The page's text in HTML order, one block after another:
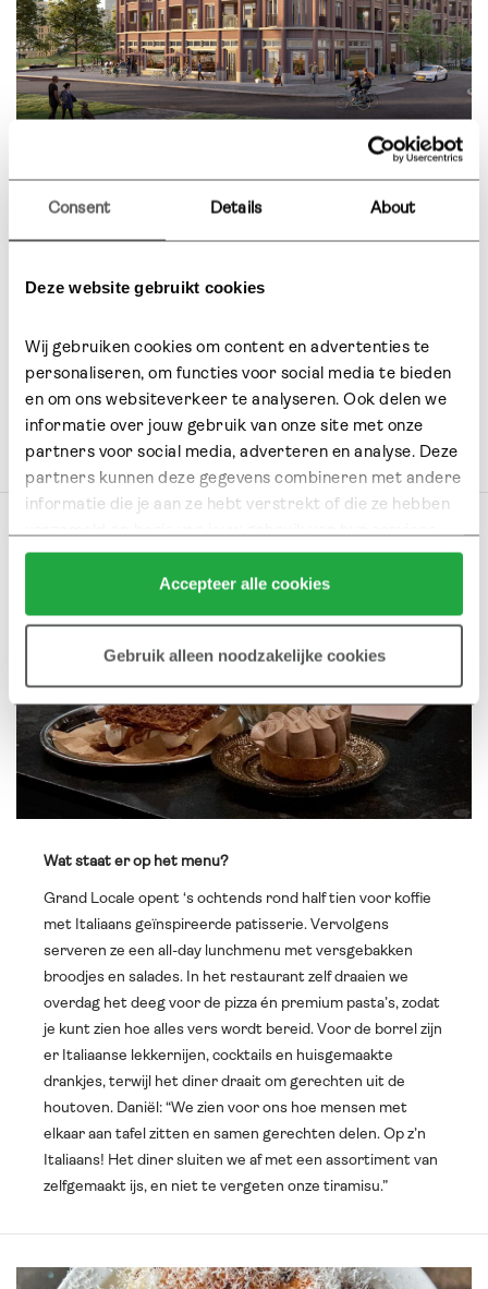
Consent Details About
Deze website gebruikt cookies
Wij gebruiken cookies om content en advertenties te
personaliseren, om functies voor social media te bieden
en om ons websiteverkeer te analyseren. Ook delen we
informatie over jouw gebruik van onze site met onze
partners voor social media, adverteren en analyse. Deze
partners kunnen deze gegevens combineren met andere
informatie die je aan ze hebt verstrekt of die ze hebben
verzameld op basis van jouw gebruik van hun services.
Klik hier voor meer informatie over ons cookiebeleid.
Accepteer alle cookies
Gebruik alleen noodzakelijke cookies
Grand Locale wordt een modern ontworpen grand café,
geïnspireerd op old school Milanese restaurants vol
elementen, zoals de warme back bar, een statige
lambrisering. “We werkten met veel klassieke materialen:
donker hout, marmer en ruw beton. Maar we geven het
een moderne twist met kroonluchters van bekende
ontwerpers”, let Daniël uit. Het interieur belooft een
warme uitnodigende uitstraling te krijgen.
Wat staat er op het menu?
Grand Locale opent ‘s ochtends rond half tien voor koffie
met Italiaans geïnspireerde patisserie. Vervolgens
serveren ze een all-day lunchmenu met versgebakken
broodjes en salades. In het restaurant zelf draaien we
overdag het deeg voor de pizza én premium pasta’s, zodat
je kunt zien hoe alles vers wordt bereid. Voor de borrel zijn
er Italiaanse lekkernijen, cocktails en huisgemaakte
drankjes, terwijl het diner draait om gerechten uit de
houtoven. Daniël: “We zien voor ons hoe mensen met
elkaar aan tafel zitten en samen gerechten delen. Op z’n
Italiaans! Het diner sluiten we af met een assortiment van
zelfgemaakt ijs, en niet te vergeten onze tiramisu.”